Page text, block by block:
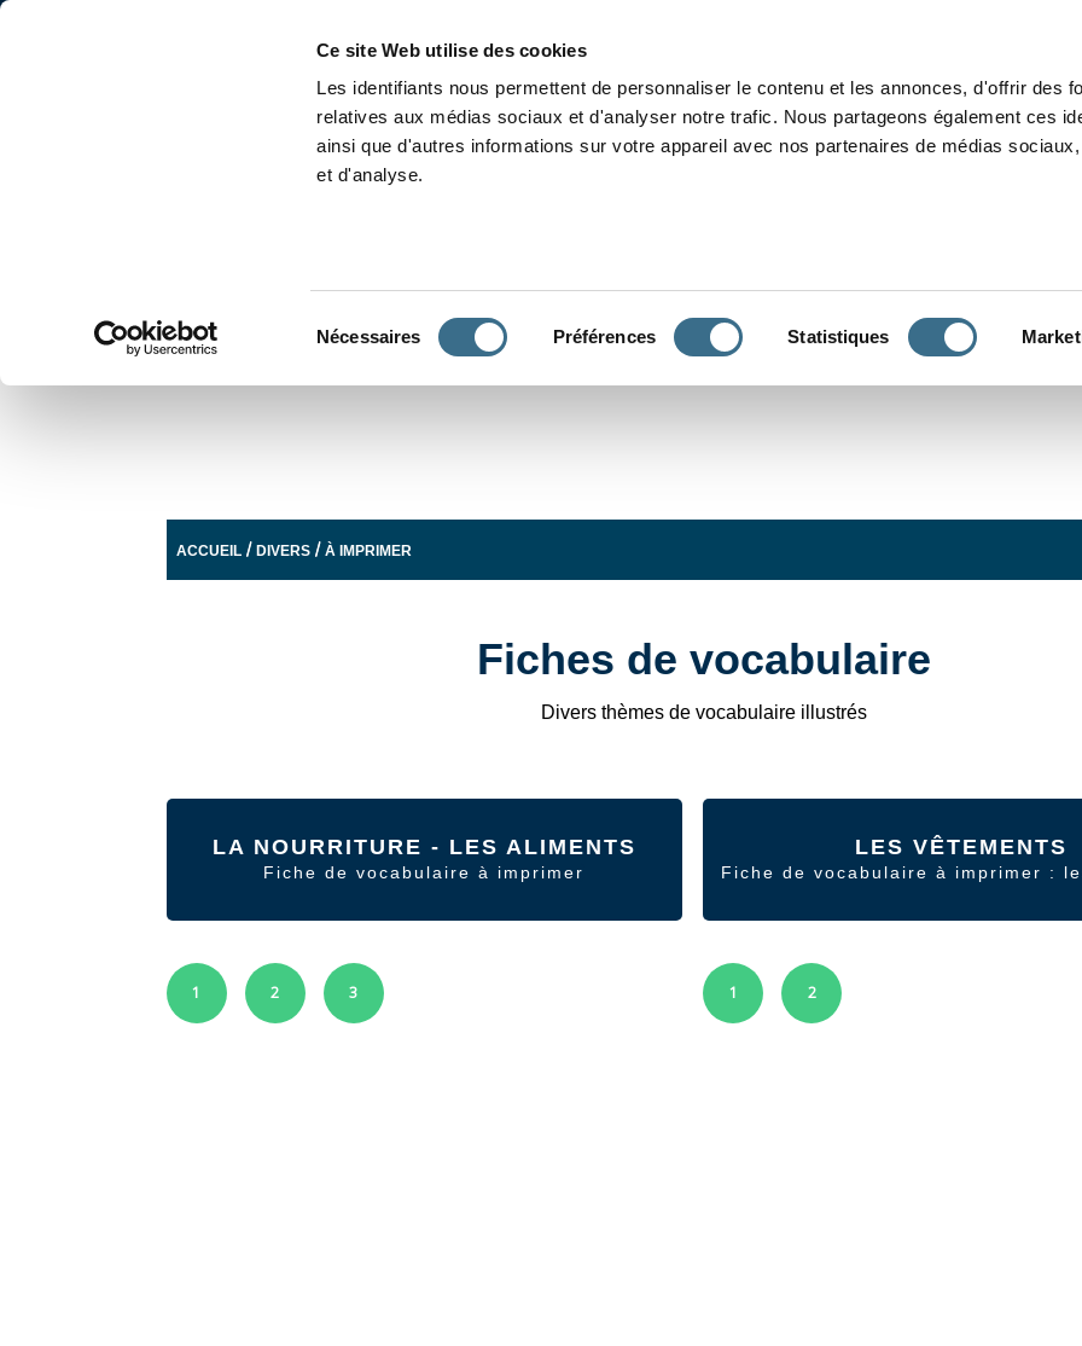
Ce site Web utilise des cookies
Les identifiants nous permettent de personnaliser le contenu et les annonces, d'offrir des
relatives aux médias sociaux et d'analyser notre trafic. Nous partageons également ces
ainsi que d'autres informations sur votre appareil avec nos partenaires de médias
et d'analyse.
Nécessaires Préférences Statistiques
ACCUEIL /DIVERS /À IMPRIMER
Fiches de vocabulaire
Divers thèmes de vocabulaire illustrés
LA NOURRITURE - LES ALIMENTS
Fiche de vocabulaire à imprimer
1 2 3
LES VÊTEMENTS
Fiche de vocabulaire à imprimer :
1 2